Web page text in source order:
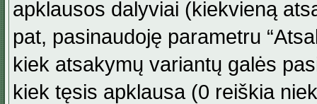
apklausos dalyviai (kiekvieną
pat, pasinaudoję parametru
kiek atsakymų variantų galės
kiek tęsis apklausa (0 reiškia